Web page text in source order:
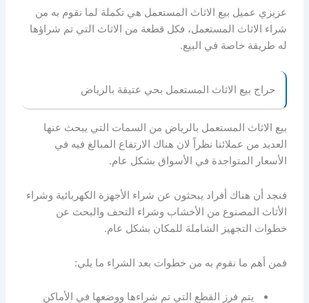
عزيزي عميل بيع الاثاث المستعمل هي تكملة لما نقوم به من
شراء الاثاث المستعمل، فكل قطعة من الاثاث التي تم شراؤها
له طريقة خاصة في البيع.
حراج بيع الاثاث المستعمل بحي عتيقة بالرياض
بيع الاثاث المستعمل بالرياض من السمات التي يبحث عنها
العديد من عملائنا نظراً لان هناك الارتفاع المبالغ فيه في
الأسعار المتواجدة في الأسواق بشكل عام.
فنجد أن هناك أفراد يبحثون عن شراء الأجهزة الكهربائية وشراء
الأثاث المصنوع من الأخشاب وشراء التحف والبحث عن
خطوات التجهيز الشاملة للمكان بشكل عام.
فمن أهم ما نقوم به من خطوات بعد الشراء ما يلي:
يتم فرز القطع التي تم شراءها ووضعها في الأماكن